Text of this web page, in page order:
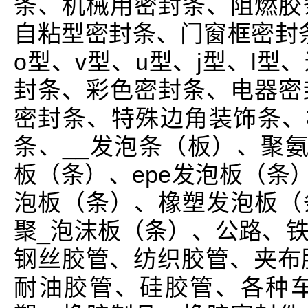
条、机械用密封条、阻燃
自粘型密封条、门窗框密
o型、v型、u型、j型、l型
封条、彩色密封条、电器
密封条、特殊边角装饰条
条、__发泡条（板）、聚
板（条）、epe发泡板（条
泡板（条）、橡塑发泡板
聚_泡沫板（条）、公路、
钢丝胶管、纺织胶管、夹
耐油胶管、硅胶管、各种